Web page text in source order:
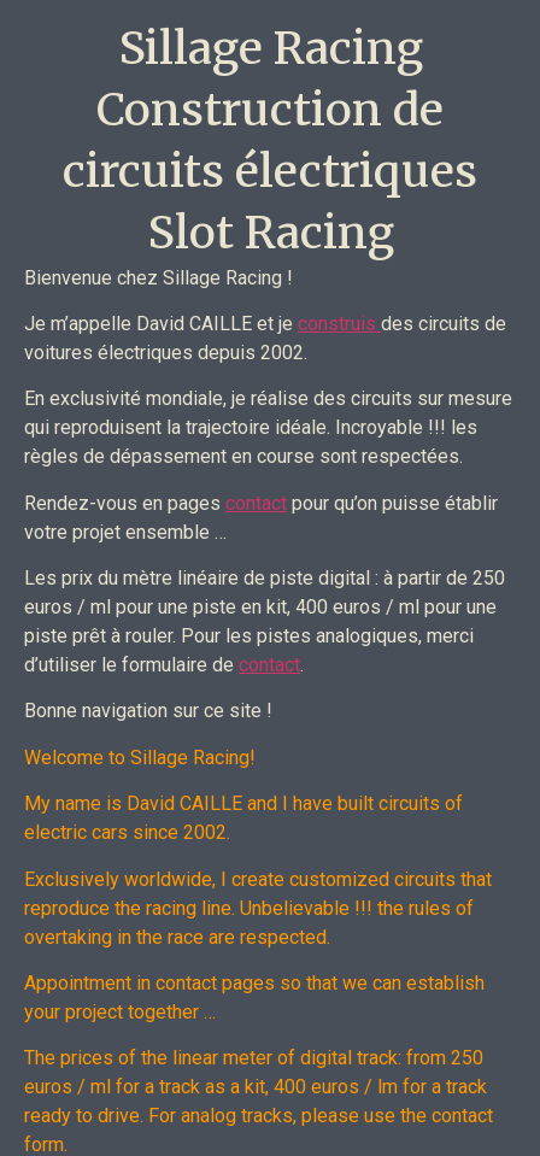
Sillage Racing
Construction de
circuits électriques
Slot Racing
Bienvenue chez Sillage Racing !
Je m’appelle David CAILLE et je construis des circuits de
voitures électriques depuis 2002.
En exclusivité mondiale, je réalise des circuits sur mesure
qui reproduisent la trajectoire idéale. Incroyable !!! les
règles de dépassement en course sont respectées.
Rendez-vous en pages contact pour qu’on puisse établir
votre projet ensemble …
Les prix du mètre linéaire de piste digital : à partir de 250
euros / ml pour une piste en kit, 400 euros / ml pour une
piste prêt à rouler. Pour les pistes analogiques, merci
d’utiliser le formulaire de contact.
Bonne navigation sur ce site !
Welcome to Sillage Racing!
My name is David CAILLE and I have built circuits of
electric cars since 2002.
Exclusively worldwide, I create customized circuits that
reproduce the racing line. Unbelievable !!! the rules of
overtaking in the race are respected.
Appointment in contact pages so that we can establish
your project together …
The prices of the linear meter of digital track: from 250
euros / ml for a track as a kit, 400 euros / lm for a track
ready to drive. For analog tracks, please use the contact
form.